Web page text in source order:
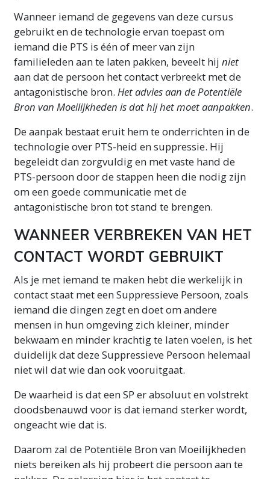
Wanneer iemand de gegevens van deze cursus
gebruikt en de technologie ervan toepast om
iemand die PTS is één of meer van zijn
familieleden aan te laten pakken, beveelt hij niet
aan dat de persoon het contact verbreekt met de
antagonistische bron. Het advies aan de Potentiële
Bron van Moeilijkheden is dat hij het moet aanpakken.
De aanpak bestaat eruit hem te onderrichten in de
technologie over PTS-heid en suppressie. Hij
begeleidt dan zorgvuldig en met vaste hand de
PTS-persoon door de stappen heen die nodig zijn
om een goede communicatie met de
antagonistische bron tot stand te brengen.
WANNEER VERBREKEN VAN HET
CONTACT WORDT GEBRUIKT
Als je met iemand te maken hebt die werkelijk in
contact staat met een Suppressieve Persoon, zoals
iemand die dingen zegt en doet om andere
mensen in hun omgeving zich kleiner, minder
bekwaam en minder krachtig te laten voelen, is het
duidelijk dat deze Suppressieve Persoon helemaal
niet wil dat wie dan ook vooruitgaat.
De waarheid is dat een SP er absoluut en volstrekt
doodsbenauwd voor is dat iemand sterker wordt,
ongeacht wie dat is.
Daarom zal de Potentiële Bron van Moeilijkheden
niets bereiken als hij probeert die persoon aan te